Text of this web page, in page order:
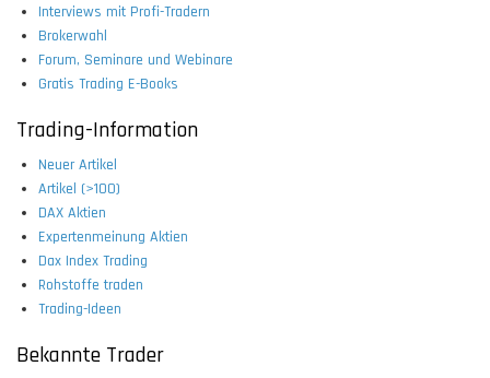
Interviews mit Profi-Tradern
Brokerwahl
Forum, Seminare und Webinare
Gratis Trading E-Books
Trading-Information
Neuer Artikel
Artikel (>100)
DAX Aktien
Expertenmeinung Aktien
Dax Index Trading
Rohstoffe traden
Trading-Ideen
Bekannte Trader